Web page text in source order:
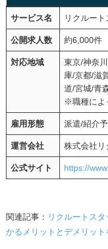
サービス名 リクルー
公開求人数 約6,000件
対応地域 東京/神奈川
庫/京都/滋
道/宮城/青
※職種によ
雇用形態 派遣/紹介
運営会社 株式会社リ
公式サイト https://
関連記事： リクルートス
かるメリットとデメリット